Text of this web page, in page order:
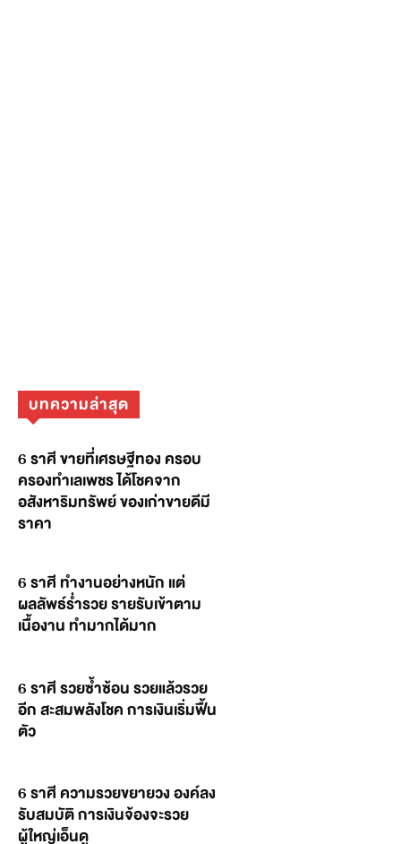
บทความล่าสุด
6 ราศี ขายที่เศรษฐีทอง ครอบ
ครองทำเลเพชร ได้โชคจาก
อสังหาริมทรัพย์ ของเก่าขายดีมี
ราคา
6 ราศี ทำงานอย่างหนัก แต่
ผลลัพธ์ร่ำรวย รายรับเข้าตาม
เนื้องาน ทำมากได้มาก
6 ราศี รวยซ้ำซ้อน รวยแล้วรวย
อีก สะสมพลังโชค การเงินเริ่มฟื้น
ตัว
6 ราศี ความรวยขยายวง องค์ลง
รับสมบัติ การเงินจ้องจะรวย
ผู้ใหญ่เอ็นดู